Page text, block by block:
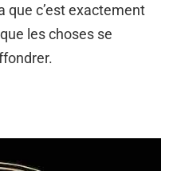
que c’est exactement
les choses se